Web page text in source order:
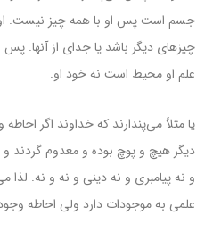
جسم است پس او با همه چیز نیست. او
چیزهای دیگر باشد یا جدای از آنها.
علم او محیط است نه خود او.
یا مثلاً می‌پندارند که خداوند اگر
دیگر هیچ و پوچ بوده و معدوم گردند
و نه پیامبری و نه دینی و نه و نه. لذا
علمی به موجودات دارد ولی احاطه